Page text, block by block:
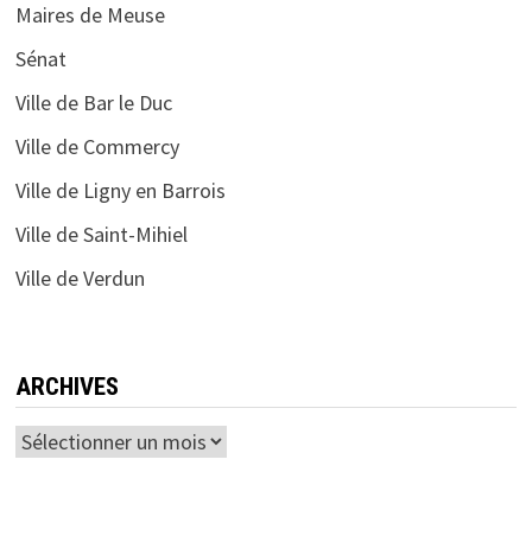
Maires de Meuse
Sénat
Ville de Bar le Duc
Ville de Commercy
Ville de Ligny en Barrois
Ville de Saint-Mihiel
Ville de Verdun
ARCHIVES
Archives